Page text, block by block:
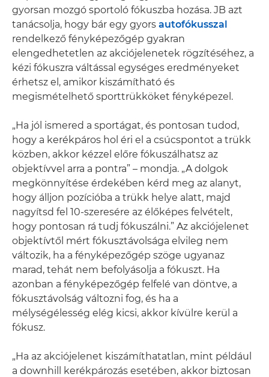
gyorsan mozgó sportoló fókuszba hozása. JB azt
tanácsolja, hogy bár egy gyors autofókusszal
rendelkező fényképezőgép gyakran
elengedhetetlen az akciójelenetek rögzítéséhez, a
kézi fókuszra váltással egységes eredményeket
érhetsz el, amikor kiszámítható és
megismételhető sporttrükköket fényképezel.
„Ha jól ismered a sportágat, és pontosan tudod,
hogy a kerékpáros hol éri el a csúcspontot a trükk
közben, akkor kézzel előre fókuszálhatsz az
objektívvel arra a pontra” – mondja. „A dolgok
megkönnyítése érdekében kérd meg az alanyt,
hogy álljon pozícióba a trükk helye alatt, majd
nagyítsd fel 10-szeresére az élőképes felvételt,
hogy pontosan rá tudj fókuszálni.” Az akciójelenet
objektívtől mért fókusztávolsága elvileg nem
változik, ha a fényképezőgép szöge ugyanaz
marad, tehát nem befolyásolja a fókuszt. Ha
azonban a fényképezőgép felfelé van döntve, a
fókusztávolság változni fog, és ha a
mélységélesség elég kicsi, akkor kívülre kerül a
fókusz.
„Ha az akciójelenet kiszámíthatatlan, mint például
a downhill kerékpározás esetében, akkor biztosan